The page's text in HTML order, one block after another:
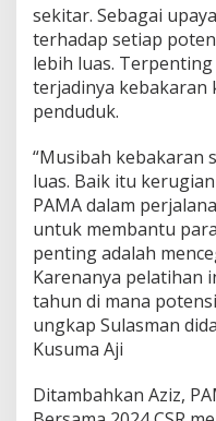
sekitar. Sebagai
terhadap setiap
lebih luas.
terjadinya kebakaran
penduduk.
“Musibah kebakaran
luas. Baik itu
PAMA dalam
untuk membantu
penting adalah
Karenanya pelatihan
tahun di mana
ungkap Sulasman
Kusuma Aji
Ditambahkan Aziz,